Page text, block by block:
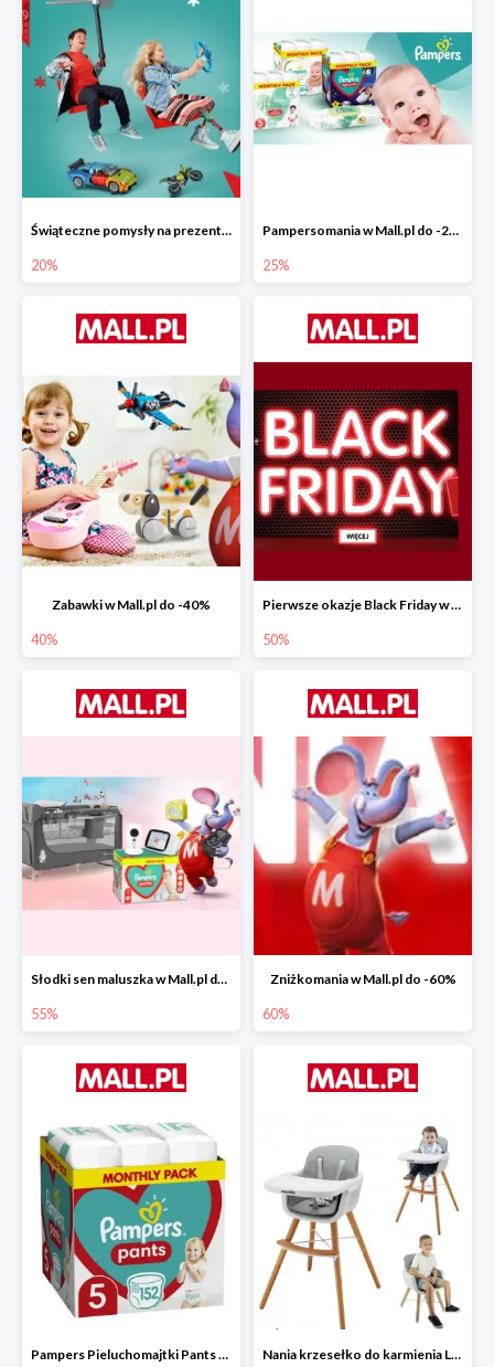
Świąteczne pomysły na prezenty od LEGO w Mall.pl do -20%
20%
Pampersomania w Mall.pl do -25%
25%
Zabawki w Mall.pl do -40%
40%
Pierwsze okazje Black Friday w Mall.pl do -50%
50%
Słodki sen maluszka w Mall.pl do -55%
55%
Zniżkomania w Mall.pl do -60%
60%
Pampers Pieluchomajtki Pants 5 (12-17 kg) 152 szt. Nania krzesełko do karmienia LUNA 2w1